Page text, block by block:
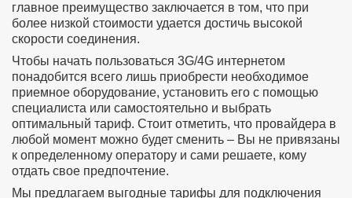
главное преимущество заключается в том, что при
более низкой стоимости удается достичь высокой
скорости соединения.
Чтобы начать пользоваться 3G/4G интернетом
понадобится всего лишь приобрести необходимое
приемное оборудование, установить его с помощью
специалиста или самостоятельно и выбрать
оптимальный тариф. Стоит отметить, что провайдера в
любой момент можно будет сменить – Вы не привязаны
к определенному оператору и сами решаете, кому
отдать свое предпочтение.
Мы предлагаем выгодные тарифы для подключения